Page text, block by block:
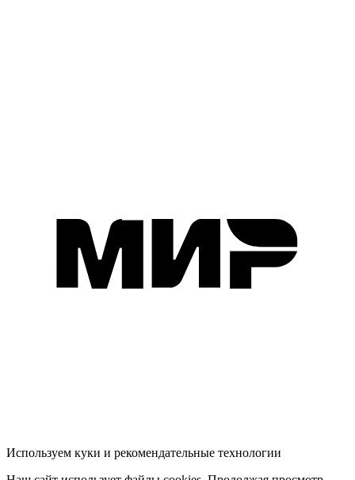
Используем куки и рекомендательные технологии